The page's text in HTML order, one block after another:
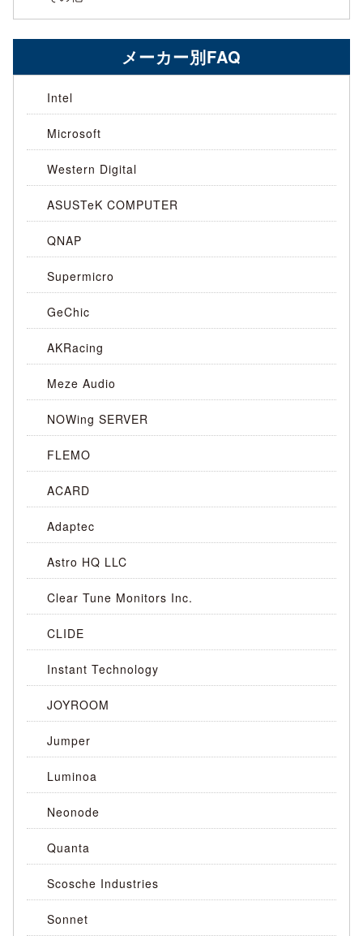
メーカー別FAQ
Intel
Microsoft
Western Digital
ASUSTeK COMPUTER
QNAP
Supermicro
GeChic
AKRacing
Meze Audio
NOWing SERVER
FLEMO
ACARD
Adaptec
Astro HQ LLC
Clear Tune Monitors Inc.
CLIDE
Instant Technology
JOYROOM
Jumper
Luminoa
Neonode
Quanta
Scosche Industries
Sonnet